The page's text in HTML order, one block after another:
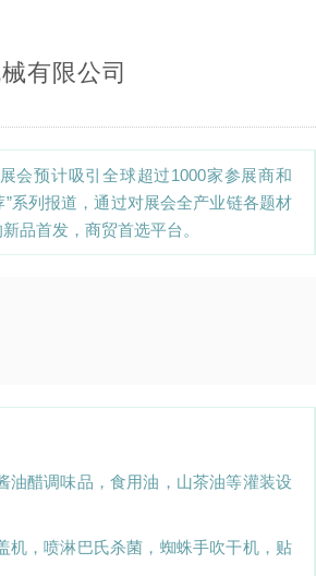
有限公司
会预计吸引全球超过1000家参展商和
系列报道，通过对展会全产业链各题材
品首发，商贸首选平台。
油醋调味品，食用油，山茶油等灌装设
机，喷淋巴氏杀菌，蜘蛛手吹干机，贴